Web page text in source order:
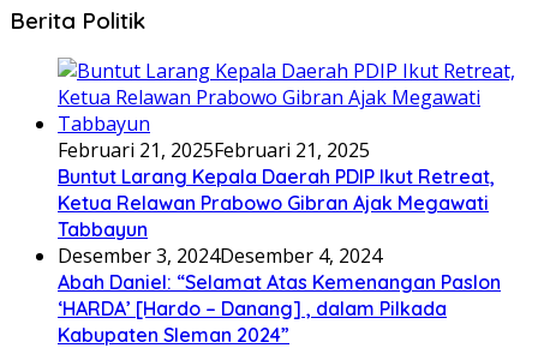
Berita Politik
Februari 21, 2025Februari 21, 2025
Buntut Larang Kepala Daerah PDIP Ikut Retreat,
Ketua Relawan Prabowo Gibran Ajak Megawati
Tabbayun
Desember 3, 2024Desember 4, 2024
Abah Daniel: “Selamat Atas Kemenangan Paslon
‘HARDA’ [Hardo – Danang] , dalam Pilkada
Kabupaten Sleman 2024”